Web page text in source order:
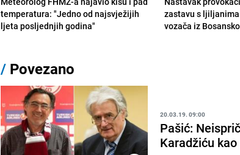
temperatura: "Jedno od najsvježijih
ljeta posljednjih godina"
zastavu s
vozača iz
/ Povezano
20.03.19. 09:00
Pašić:
Karadžiću